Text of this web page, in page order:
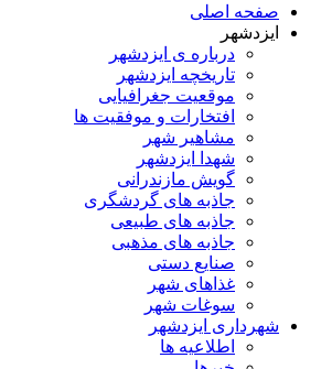
صفحه اصلی
ایزدشهر
درباره ی ایزدشهر
تاریخچه ایزدشهر
موقعیت جغرافیایی
افتخارات و موفقیت ها
مشاهیر شهر
شهدا ایزدشهر
گویش مازندرانی
جاذبه های گردشگری
جاذبه های طبیعی
جاذبه های مذهبی
صنایع دستی
غذاهای شهر
سوغات شهر
شهرداری ایزدشهر
اطلاعیه ها